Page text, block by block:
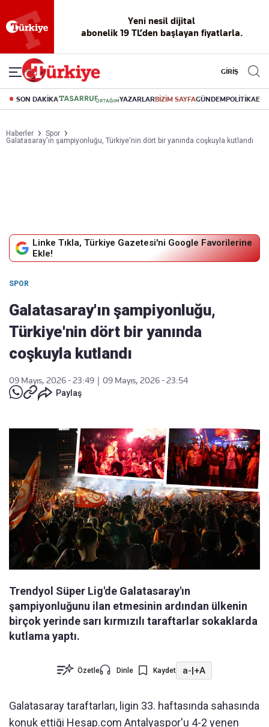
Yeni nesil dijital
abonelik 19 TL’den başlayan fiyatlarla.
GİRİŞ
SON DAKİKA YAZARLARBİZİM SAYFAGÜNDEMPOLİTİKA
Haberler
Spor
Galatasaray'ın şampiyonluğu, Türkiye'nin dört bir yanında coşkuyla kutlandı
Linke Tıkla, Türkiye Gazetesi'ni Google Favorilerine
Ekle!
SPOR
Galatasaray'ın şampiyonluğu,
Türkiye'nin dört bir yanında
coşkuyla kutlandı
09 Mayıs, 2026 - 23:49
09 Mayıs, 2026 - 23:54
Paylaş
Trendyol Süper Lig'de Galatasaray'ın
şampiyonluğunu ilan etmesinin ardından ülkenin
birçok yerinde sarı kırmızılı taraftarlar sokaklarda
kutlama yaptı.
Özetle Dinle Kaydet a-|+A
Galatasaray taraftarları, ligin 33. haftasında sahasında
konuk ettiği Hesap.com Antalyaspor'u 4-2 yenen